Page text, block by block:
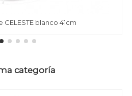
blanco 41cm
categoría